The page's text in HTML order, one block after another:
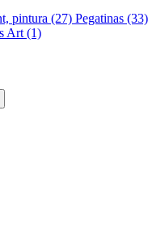
pintura (27) Pegatinas (33)
Art (1)